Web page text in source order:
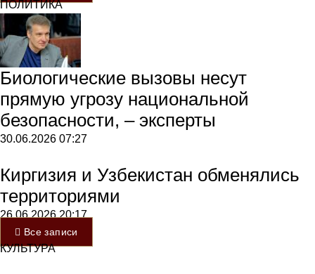
ПОЛИТИКА
Биологические вызовы несут
прямую угрозу национальной
безопасности, – эксперты
30.06.2026 07:27
Киргизия и Узбекистан обменялись
территориями
26.06.202620:17
Все записи
КУЛЬТУРА